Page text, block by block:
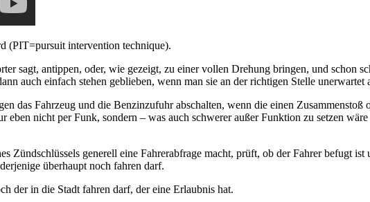
(PIT=pursuit intervention technique).
sagt, antippen, oder, wie gezeigt, zu einer vollen Drehung bringen, und schon
auch einfach stehen geblieben, wenn man sie an der richtigen Stelle unerwartet
das Fahrzeug und die Benzinzufuhr abschalten, wenn die einen
nicht per Funk, sondern – was auch schwerer außer Funktion zu setzen
Zündschlüssels generell eine Fahrerabfrage macht, prüft, ob der Fahrer befugt
überhaupt noch fahren darf.
der in die Stadt fahren darf, der eine Erlaubnis hat.